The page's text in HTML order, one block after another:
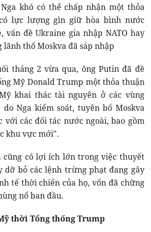
khó có thể chấp nhận một thỏa
lực lượng gìn giữ hòa bình nước
vấn đề Ukraine gia nhập NATO hay
lãnh thổ Moskva đã sáp nhập
tháng 2 vừa qua, ông Putin đã đề
Mỹ Donald Trump một thỏa thuận
khai thác tài nguyên ở các vùng
Nga kiểm soát, tuyên bố Moskva
với các đối tác nước ngoài, bao gồm
khu vực mới".
cũng có lợi ích lớn trong việc thuyết
dỡ bỏ các lệnh trừng phạt đang gây
tế thời chiến của họ, vốn đã chững
nổ ban đầu.
thời Tổng thống Trump